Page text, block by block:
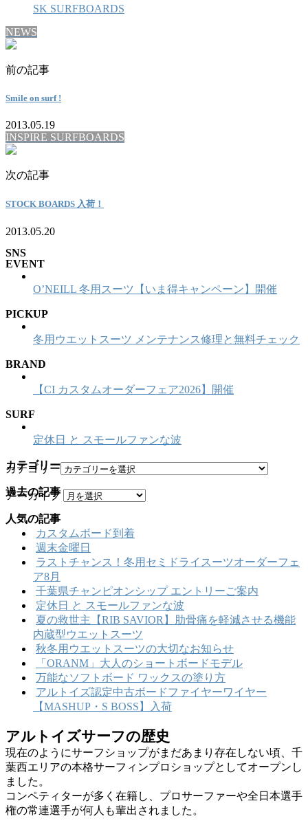
SK SURFBOARDS
NEWS
前の記事
Smile on surf !
2013.05.19
INSPIRE SURFBOARDS
次の記事
STOCK BOARDS 入荷！
2013.05.20
SNS
EVENT
O’NEILL 冬用スーツ【いま得キャンペーン】開催
PICKUP
冬用ウエットスーツ メンテナンス修理と無料チェック
BRAND
【CI カスタムオーダーフェア2026】開催
SURF
定休日 と スモールファンな波
カテゴリー
カテゴリー
過去の記事
アーカイブ
人気の記事
カスタムボード到着
週末金曜日
ラストチャンス！冬用セミドライスーツオーダーフェ
ア8月
千葉県チャンピオンシップ エントリーご案内
定休日 と スモールファンな波
夏の救世主【RIB SAVIOR】肋骨痛を軽減させる機能
内蔵型ウエットスーツ
秋冬用ウエットスーツの大切なお知らせ
「ORANM」大人のショートボードモデル
万能なソフトボード ワックスの塗り方
アルトイズ認定中古ボードファイヤーワイヤー
【MASHUP・S BOSS】入荷
アルトイズサーフの歴史
現在のようにサーフショップがまだあまり存在しない頃、千
葉西エリアの本格サーフィンプロショップとしてオープンし
ました。
コンペティターが多く在籍し、プロサーファーや全日本選手
権の常連選手が何人も輩出されました。